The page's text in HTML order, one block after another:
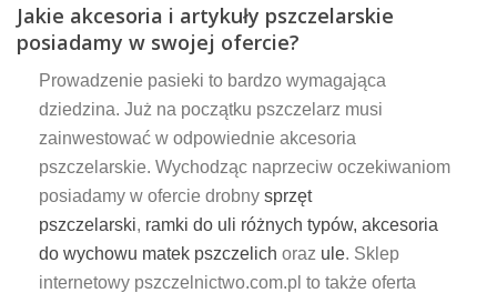
Jakie akcesoria i artykuły pszczelarskie
posiadamy w swojej ofercie?
Prowadzenie pasieki to bardzo wymagająca
dziedzina. Już na początku pszczelarz musi
zainwestować w odpowiednie akcesoria
pszczelarskie. Wychodząc naprzeciw oczekiwaniom
posiadamy w ofercie drobny sprzęt
pszczelarski, ramki do uli różnych typów, akcesoria
do wychowu matek pszczelich oraz ule. Sklep
internetowy pszczelnictwo.com.pl to także oferta